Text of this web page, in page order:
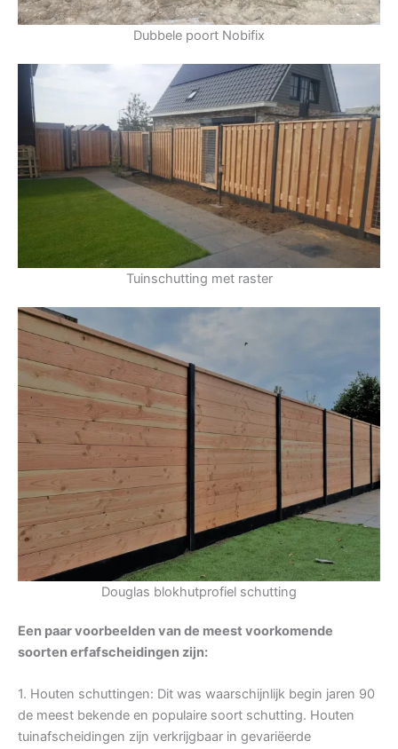
Dubbele poort Nobifix
Tuinschutting met raster
Douglas blokhutprofiel schutting
Een paar voorbeelden van de meest voorkomende
soorten erfafscheidingen zijn:
1. Houten schuttingen: Dit was waarschijnlijk begin jaren 90
de meest bekende en populaire soort schutting. Houten
tuinafscheidingen zijn verkrijgbaar in gevariëerde